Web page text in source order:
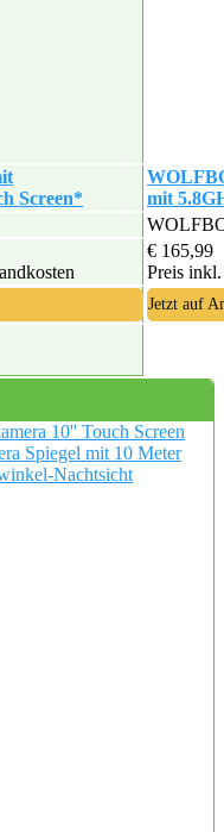
Screen*
mit
€ 165,99
Preis
Jetzt auf
10'' Touch Screen
Spiegel mit 10 Meter
Nachtsicht